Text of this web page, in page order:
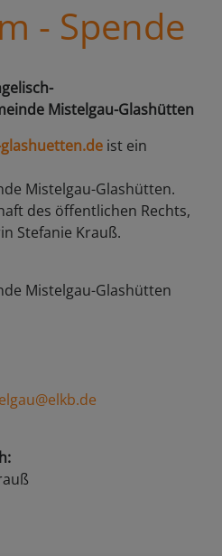
- Spende
Mistelgau-Glashütten
ist ein
Mistelgau-Glashütten.
des öffentlichen Rechts,
Stefanie Krauß.
Mistelgau-Glashütten